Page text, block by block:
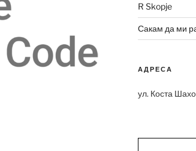
R Skopje
Сакам да ми
АДРЕСА
ул. Коста